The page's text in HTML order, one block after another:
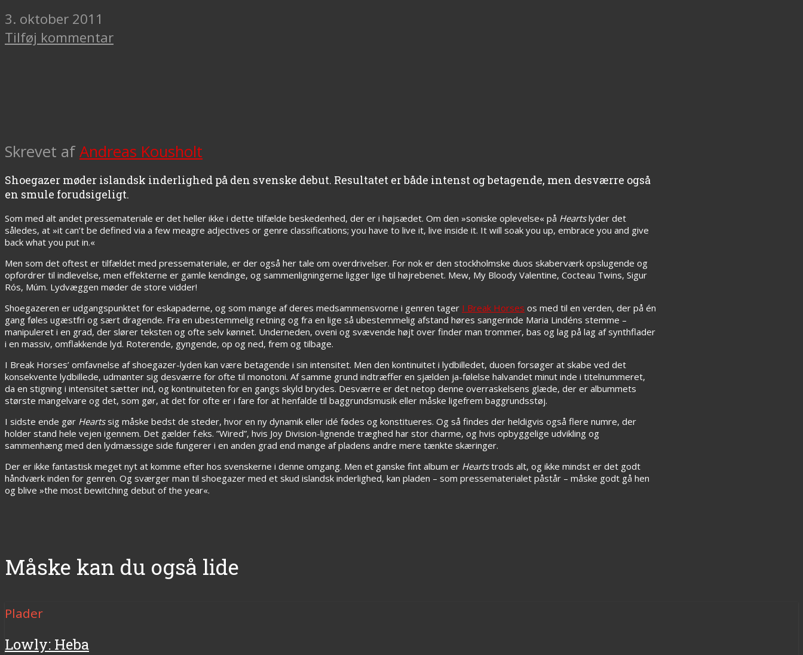
3. oktober 2011
Tilføj kommentar
Skrevet afAndreas Kousholt
Shoegazer møder islandsk inderlighed på den svenske debut. Resultatet er både intenst og betagende, men desværre også
en smule forudsigeligt.
Som med alt andet pressemateriale er det heller ikke i dette tilfælde beskedenhed, der er i højsædet. Om den »soniske oplevelse« på Heartslyder det
således, at »it can’t be defined via a few meagre adjectives or genre classifications; you have to live it, live inside it. It will soak you up, embrace you and give
back what you put in.«
Men som det oftest er tilfældet med pressemateriale, er der også her tale om overdrivelser. For nok er den stockholmske duos skaberværk opslugende og
opfordrer til indlevelse, men effekterne er gamle kendinge, og sammenligningerne ligger lige til højrebenet. Mew, My Bloody Valentine, Cocteau Twins, Sigur
Rós, Múm. Lydvæggen møder de store vidder!
Shoegazeren er udgangspunktet for eskapaderne, og som mange af deres medsammensvorne i genren tager I Break Horses os med til en verden, der på én
gang føles ugæstfri og sært dragende. Fra en ubestemmelig retning og fra en lige så ubestemmelig afstand høres sangerinde Maria Lindéns stemme –
manipuleret i en grad, der slører teksten og ofte selv kønnet. Underneden, oveni og svævende højt over finder man trommer, bas og lag på lag af synthflader
i en massiv, omflakkende lyd. Roterende, gyngende, op og ned, frem og tilbage.
I Break Horses’ omfavnelse af shoegazer-lyden kan være betagende i sin intensitet. Men den kontinuitet i lydbilledet, duoen forsøger at skabe ved det
konsekvente lydbillede, udmønter sig desværre for ofte til monotoni. Af samme grund indtræffer en sjælden ja-følelse halvandet minut inde i titelnummeret,
da en stigning i intensitet sætter ind, og kontinuiteten for en gangs skyld brydes. Desværre er det netop denne overraskelsens glæde, der er albummets
største mangelvare og det, som gør, at det for ofte er i fare for at henfalde til baggrundsmusik eller måske ligefrem baggrundsstøj.
I sidste ende gør Heartssig måske bedst de steder, hvor en ny dynamik eller idé fødes og konstitueres. Og så findes der heldigvis også flere numre, der
holder stand hele vejen igennem. Det gælder f.eks. ”Wired”, hvis Joy Division-lignende træghed har stor charme, og hvis opbyggelige udvikling og
sammenhæng med den lydmæssige side fungerer i en anden grad end mange af pladens andre mere tænkte skæringer.
Der er ikke fantastisk meget nyt at komme efter hos svenskerne i denne omgang. Men et ganske fint album er Heartstrods alt, og ikke mindst er det godt
håndværk inden for genren. Og sværger man til shoegazer med et skud islandsk inderlighed, kan pladen – som pressematerialet påstår – måske godt gå hen
og blive »the most bewitching debut of the year«.
Måske kan du også lide
Plader
Lowly: Heba